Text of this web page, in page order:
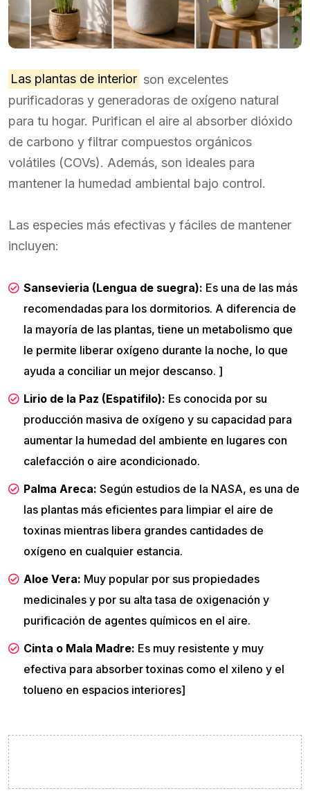
Las plantas de interior son excelentes
purificadoras y generadoras de oxígeno natural
para tu hogar. Purifican el aire al absorber dióxido
de carbono y filtrar compuestos orgánicos
volátiles (COVs). Además, son ideales para
mantener la humedad ambiental bajo control.
Las especies más efectivas y fáciles de mantener
incluyen:
Sansevieria (Lengua de suegra): Es una de las más
recomendadas para los dormitorios. A diferencia de
la mayoría de las plantas, tiene un metabolismo que
le permite liberar oxígeno durante la noche, lo que
ayuda a conciliar un mejor descanso. ]
Lirio de la Paz (Espatifilo): Es conocida por su
producción masiva de oxígeno y su capacidad para
aumentar la humedad del ambiente en lugares con
calefacción o aire acondicionado.
Palma Areca: Según estudios de la NASA, es una de
las plantas más eficientes para limpiar el aire de
toxinas mientras libera grandes cantidades de
oxígeno en cualquier estancia.
Aloe Vera: Muy popular por sus propiedades
medicinales y por su alta tasa de oxigenación y
purificación de agentes químicos en el aire.
Cinta o Mala Madre: Es muy resistente y muy
efectiva para absorber toxinas como el xileno y el
tolueno en espacios interiores]